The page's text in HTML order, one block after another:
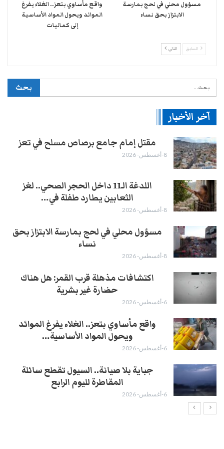
مسؤول محلي في لحج بمارسة
الابتزاز بحق نساء
واقع مأساوي بتعز.. الغلاء يفرغ
الموائد ويحول المواد الأساسية
إلى كماليات
السابق التالي
آخر الأخبار
مقتل إمام جامع برصاص مسلح في تعز
8-أغسطس- 2026
اللدغة الـ11 داخل الحجر الصحي.. لغز
الثعابين يطارد طفلة في…
8-أغسطس- 2026
مسؤول محلي في لحج بمارسة الابتزاز بحق
نساء
8-أغسطس- 2026
اكتشافات مذهلة قرب القمر: هل هناك
حضارة غير بشرية
6-أغسطس- 2026
واقع مأساوي بتعز.. الغلاء يفرغ الموائد
ويحول المواد الأساسية…
6-أغسطس- 2026
جباية بلا صيانة.. السيول تقطع سائلة
المقاطرة لليوم الرابع
6-أغسطس- 2026